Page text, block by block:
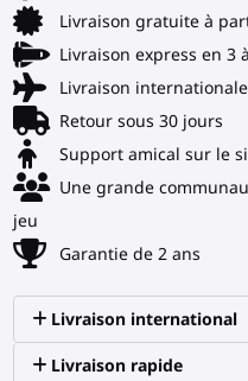
Livraison gratuite à
Livraison express en 3
Livraison internationale
Retour sous 30 jours
Support amical sur le
Une grande
jeu
Garantie de 2 ans
Livraison international
Livraison rapide